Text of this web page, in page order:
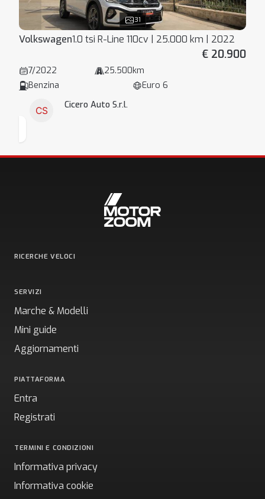
31
Volkswagen1.0 tsi R-Line 110cv | 25.000 km | 2022
€ 20.900
7/2022
25.500km
Benzina
Euro 6
Cicero Auto S.r.l.
RICERCHE VELOCI
SERVIZI
Marche & Modelli
Mini guide
Aggiornamenti
PIATTAFORMA
Entra
Registrati
TERMINI E CONDIZIONI
Informativa privacy
Informativa cookie